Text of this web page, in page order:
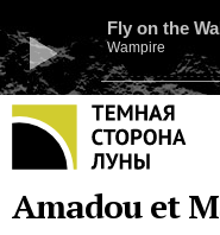
Fly on the
Wampire
Amadou et